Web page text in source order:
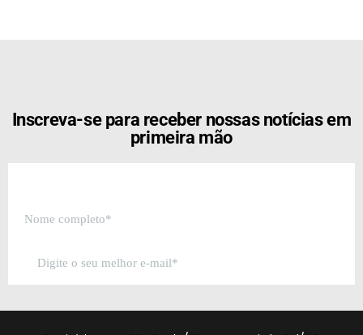
Inscreva-se para receber nossas notícias em
primeira mão